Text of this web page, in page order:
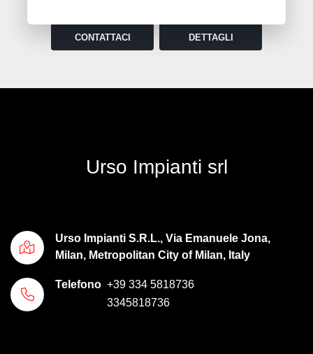
CONTATTACI DETTAGLI
Urso Impianti srl
Urso Impianti S.R.L., Via Emanuele Jona,
Milan, Metropolitan City of Milan, Italy
Telefono +39 334 5818736
3345818736